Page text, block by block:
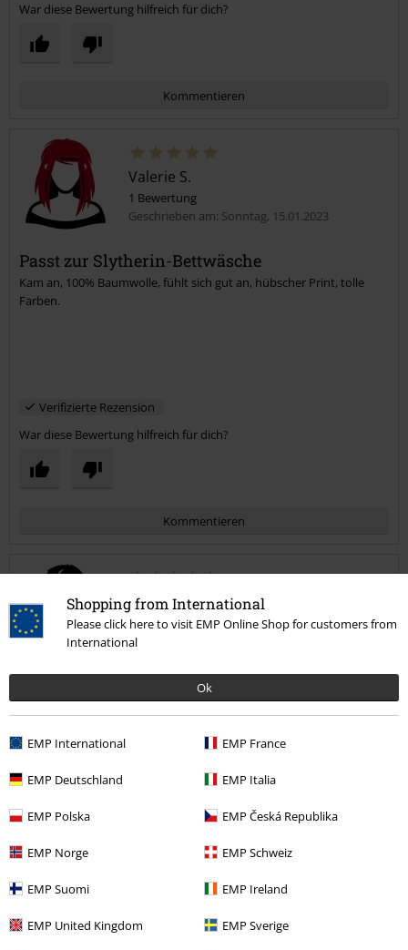
Shopping from International
Please click here to visit EMP Online Shop for customers from
International
Ok
EMP International EMP France
EMP Deutschland EMP Italia
EMP Polska EMP Česká Republika
EMP Norge EMP Schweiz
EMP Suomi EMP Ireland
EMP United Kingdom EMP Sverige
War diese Bewertung hilfreich für dich?
Kommentieren
Kommentar jetzt abschicken!
Valerie S.
1 Bewertung
Geschrieben am: Sonntag, 15.01.2023
Passt zur Slytherin-Bettwäsche
Kam an, 100% Baumwolle, fühlt sich gut an, hübscher Print, tolle
Farben.
Verifizierte Rezension
War diese Bewertung hilfreich für dich?
Kommentieren
Oliver L.
3 Bewertungen
Geschrieben am: Samstag, 07.01.2023
Hält alles was es verspricht
Druck und die Qualität sind sehr gut.
War diese Bewertung hilfreich für dich?